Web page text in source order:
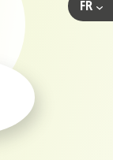
FR